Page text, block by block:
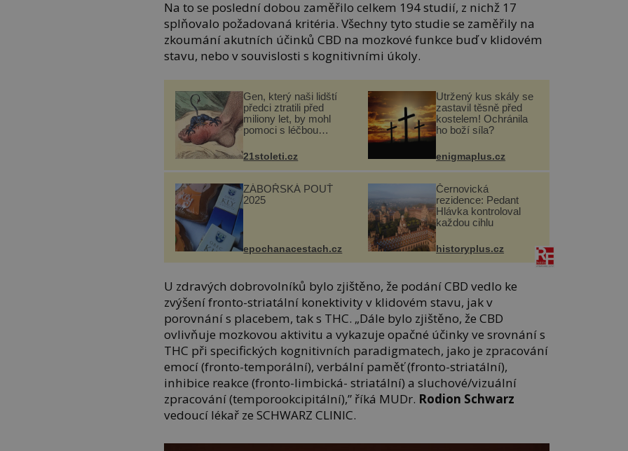
Na to se poslední dobou zaměřilo celkem 194 studií, z nichž 17
splňovalo požadovaná kritéria. Všechny tyto studie se zaměřily na
zkoumání akutních účinků CBD na mozkové funkce buď v klidovém
stavu, nebo v souvislosti s kognitivními úkoly.
Gen, který naši lidští
předci ztratili před
miliony let, by mohl
pomoci s léčbou
21stoleti.cz
Utržený kus skály se
zastavil těsně před
kostelem! Ochránila
ho boží síla?
enigmaplus.cz
ZÁBOŘSKÁ POUŤ
2025
epochanacestach.cz
Černovická
rezidence: Pedant
Hlávka kontroloval
každou cihlu
historyplus.cz
U zdravých dobrovolníků bylo zjištěno, že podání CBD vedlo ke
zvýšení fronto-striatální konektivity v klidovém stavu, jak v
porovnání s placebem, tak s THC. „Dále bylo zjištěno, že CBD
ovlivňuje mozkovou aktivitu a vykazuje opačné účinky ve srovnání s
THC při specifických kognitivních paradigmatech, jako je zpracování
emocí (fronto-temporální), verbální paměť (fronto-striatální),
inhibice reakce (fronto-limbická- striatální) a sluchové/vizuální
zpracování (temporookcipitální),” říká MUDr. Rodion Schwarz
vedoucí lékař ze SCHWARZ CLINIC.